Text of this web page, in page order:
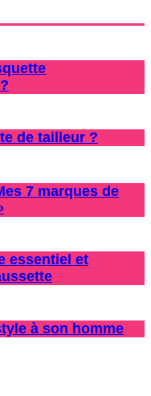
de tailleur ?
7 marques de
essentiel et
à son homme